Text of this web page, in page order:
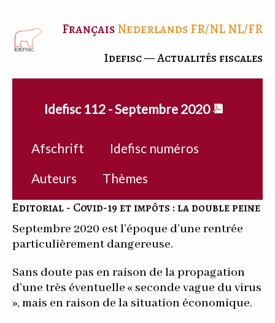
FrançaisNederlandsFR/NLNL/FR
Idefisc — Actualités fiscales
Idefisc 112 - Septembre 2020
Afschrift
Idefisc numéros
Auteurs
Thèmes
Editorial - Covid-19 et impôts : la double peine
Septembre 2020 est l’époque d’une rentrée
particulièrement dangereuse.
Sans doute pas en raison de la propagation
d’une très éventuelle « seconde vague du virus
», mais en raison de la situation économique.